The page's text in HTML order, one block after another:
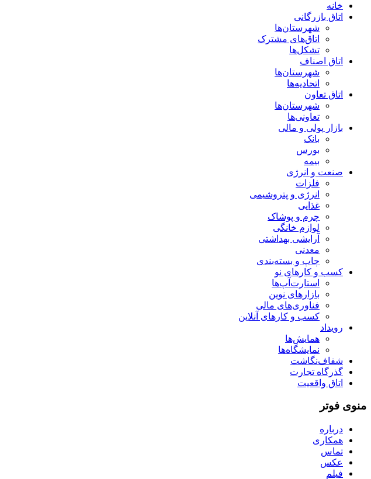
خانه
اتاق بازرگانی
شهرستان‌ها
اتاق‌های مشترک
تشکل‌ها
اتاق اصناف
شهرستان‌ها
اتحادیه‌ها
اتاق تعاون
شهرستان‌ها
تعاونی‌ها
بازار پولی و مالی
بانک
بورس
بیمه
صنعت و انرژی
فلزات
انرژی و پتروشیمی
غذایی
چرم و پوشاک
لوازم خانگی
آرایشی بهداشتی
معدنی
چاپ و بسته‌بندی
کسب و کارهای نو
استارت‌آپ‌ها
بازارهای نوین
فناوری‌های مالی
کسب و کارهای آنلاین
رویداد
همایش‌ها
نمایشگاه‌ها
شفاف‌نگاشت
گذرگاه تجارت
اتاق واقعیت
منوی فوتر
درباره
همکاری
تماس
عکس
فیلم